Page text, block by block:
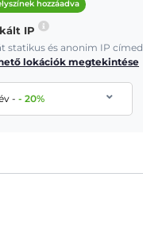
hozzáadva
IP
statikus és anonim IP címed
lokációk megtekintése
--20%